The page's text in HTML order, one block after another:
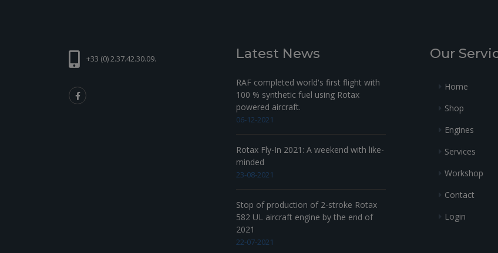
+33 (0) 2.37.42.30.09. Latest News
RAF completed world's first flight with
100 % synthetic fuel using Rotax
powered aircraft.
06-12-2021
Rotax Fly-In 2021: A weekend with like-
minded
23-08-2021
Stop of production of 2-stroke Rotax
582 UL aircraft engine by the end of
2021
22-07-2021
Our
Home
Shop
Engines
Services
Workshop
Contact
Login